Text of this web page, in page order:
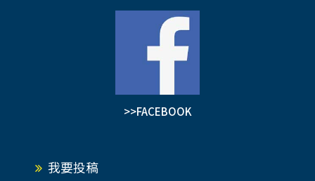
>>FACEBOOK
我要投稿